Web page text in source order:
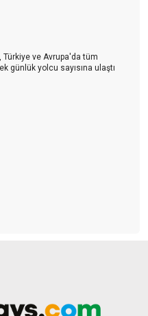
Türkiye ve Avrupa'da tüm
günlük yolcu sayısına ulaştı